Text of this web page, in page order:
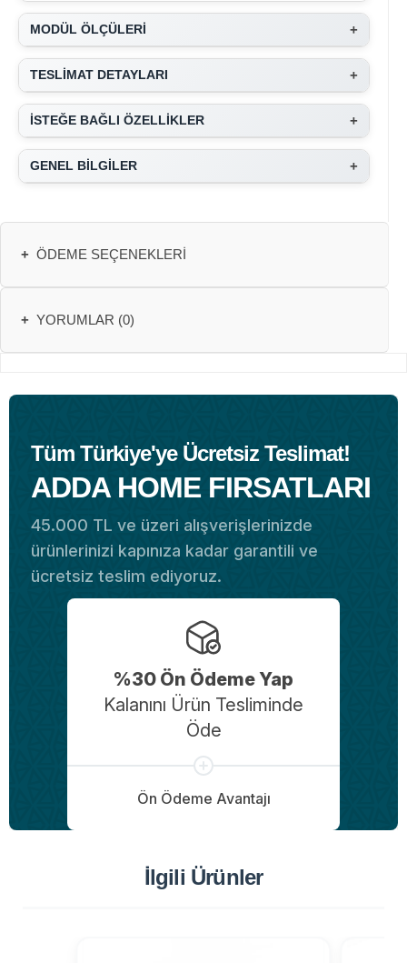
MODÜL ÖLÇÜLERİ +
TESLİMAT DETAYLARI +
İSTEĞE BAĞLI ÖZELLİKLER +
GENEL BİLGİLER +
+ ÖDEME SEÇENEKLERI
+ YORUMLAR (0)
Tüm Türkiye'ye Ücretsiz Teslimat!
ADDA HOME FIRSATLARI
45.000 TL ve üzeri alışverişlerinizde
ürünlerinizi kapınıza kadar garantili ve
ücretsiz teslim ediyoruz.
%30 Ön Ödeme Yap
Kalanını Ürün Tesliminde
Öde
Ön Ödeme Avantajı
İlgili Ürünler